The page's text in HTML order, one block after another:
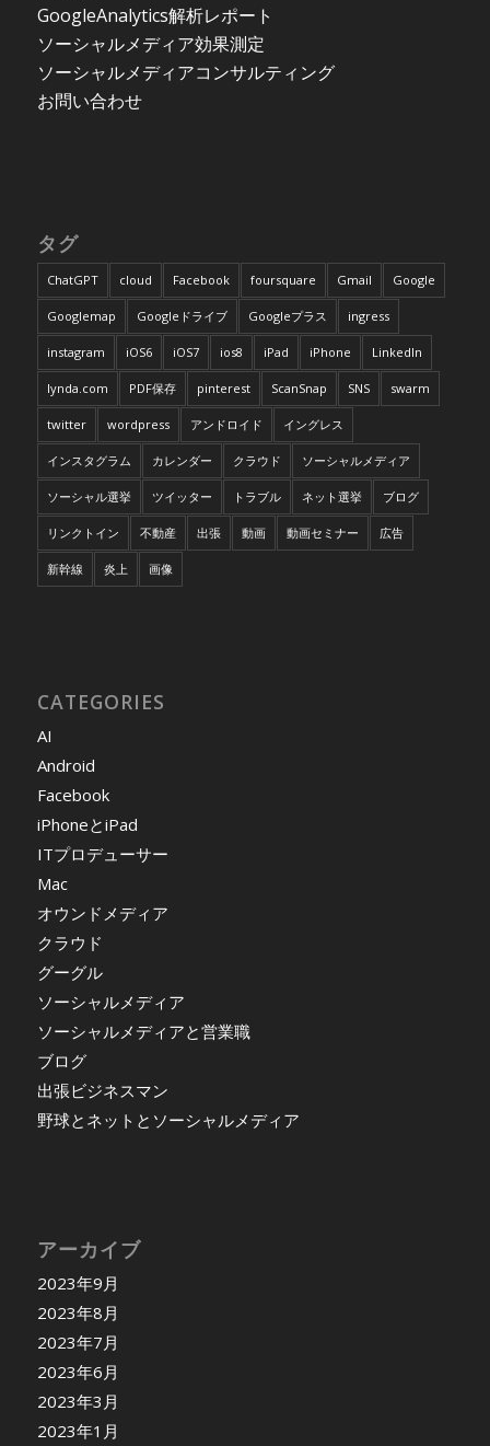
GoogleAnalytics解析レポート
ソーシャルメディア効果測定
ソーシャルメディアコンサルティング
お問い合わせ
タグ
ChatGPT cloud Facebook foursquare Gmail Google
Googlemap Googleドライブ Googleプラス ingress
instagram iOS6 iOS7 ios8 iPad iPhone LinkedIn
lynda.com PDF保存 pinterest ScanSnap SNS swarm
twitter wordpress アンドロイド イングレス
インスタグラム カレンダー クラウド ソーシャルメディア
ソーシャル選挙 ツイッター トラブル ネット選挙 ブログ
リンクトイン 不動産 出張 動画 動画セミナー 広告
新幹線 炎上 画像
CATEGORIES
AI
Android
Facebook
iPhoneとiPad
ITプロデューサー
Mac
オウンドメディア
クラウド
グーグル
ソーシャルメディア
ソーシャルメディアと営業職
ブログ
出張ビジネスマン
野球とネットとソーシャルメディア
アーカイブ
2023年9月
2023年8月
2023年7月
2023年6月
2023年3月
2023年1月